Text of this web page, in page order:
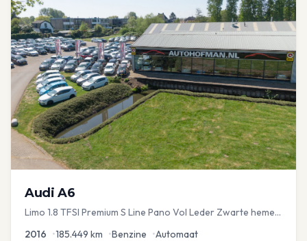
Audi A6
Limo 1.8 TFSI Premium S Line Pano Vol Leder Zwarte hemel
2016 •185.449 km •Benzine •Automaat